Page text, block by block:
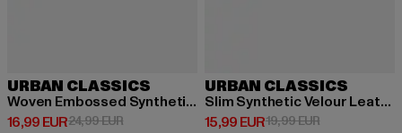
URBAN CLASSICS
Woven Embossed Synthetic Leather Belt 2-Pack
16,99 EUR
Derzeitiger Preis: 16,99 EUR
24,99 EURAktionspreis: 24,99 EUR
URBAN CLASSICS
Slim Synthetic Velour Leather Belt 2-Pack
15,99 EUR
Derzeitiger Preis: 15,99 EUR
19,99 EURAktionspreis: